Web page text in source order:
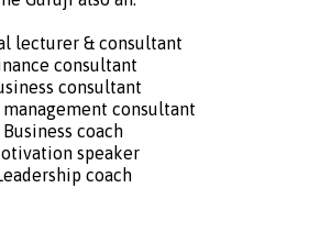
lecturer & consultant
consultant
consultant
management consultant
Business coach
speaker
coach